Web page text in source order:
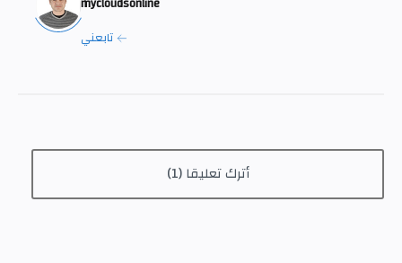
أترك تعليقا (1)